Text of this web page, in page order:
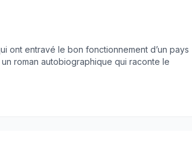
ont entravé le bon fonctionnement d’un pays
roman autobiographique qui raconte le